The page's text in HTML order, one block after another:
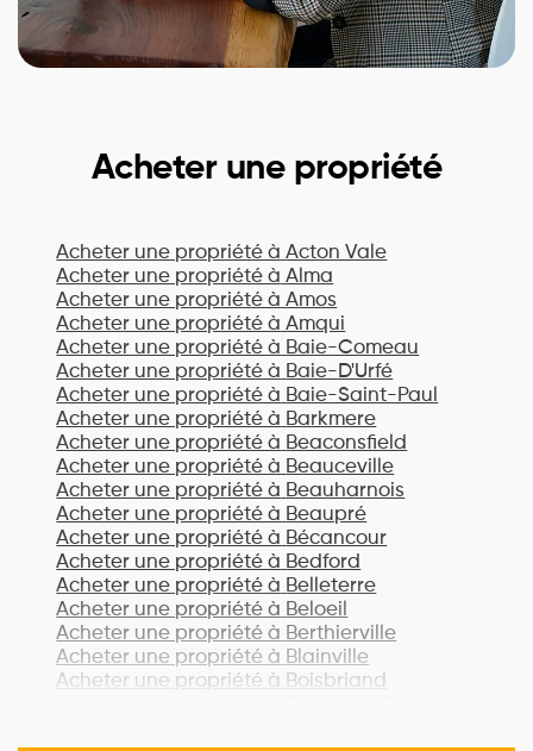
Acheter une propriété
Acheter une propriété à Acton Vale
Acheter une propriété à Alma
Acheter une propriété à Amos
Acheter une propriété à Amqui
Acheter une propriété à Baie-Comeau
Acheter une propriété à Baie-D'Urfé
Acheter une propriété à Baie-Saint-Paul
Acheter une propriété à Barkmere
Acheter une propriété à Beaconsfield
Acheter une propriété à Beauceville
Acheter une propriété à Beauharnois
Acheter une propriété à Beaupré
Acheter une propriété à Bécancour
Acheter une propriété à Bedford
Acheter une propriété à Belleterre
Acheter une propriété à Beloeil
Acheter une propriété à Berthierville
Acheter une propriété à Blainville
Acheter une propriété à Boisbriand